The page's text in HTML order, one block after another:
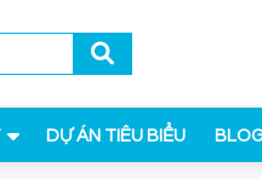
DỰ ÁN TIÊU BIỂU